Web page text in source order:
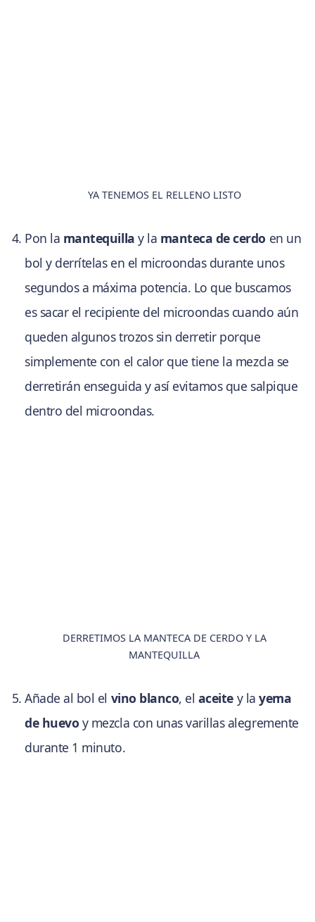
YA TENEMOS EL RELLENO LISTO
Pon la mantequilla y la manteca de cerdo en un
bol y derrítelas en el microondas durante unos
segundos a máxima potencia. Lo que buscamos
es sacar el recipiente del microondas cuando aún
queden algunos trozos sin derretir porque
simplemente con el calor que tiene la mezcla se
derretirán enseguida y así evitamos que salpique
dentro del microondas.
DERRETIMOS LA MANTECA DE CERDO Y LA
MANTEQUILLA
Añade al bol el vino blanco, el aceitey layema
de huevo y mezcla con unas varillas alegremente
durante 1 minuto.